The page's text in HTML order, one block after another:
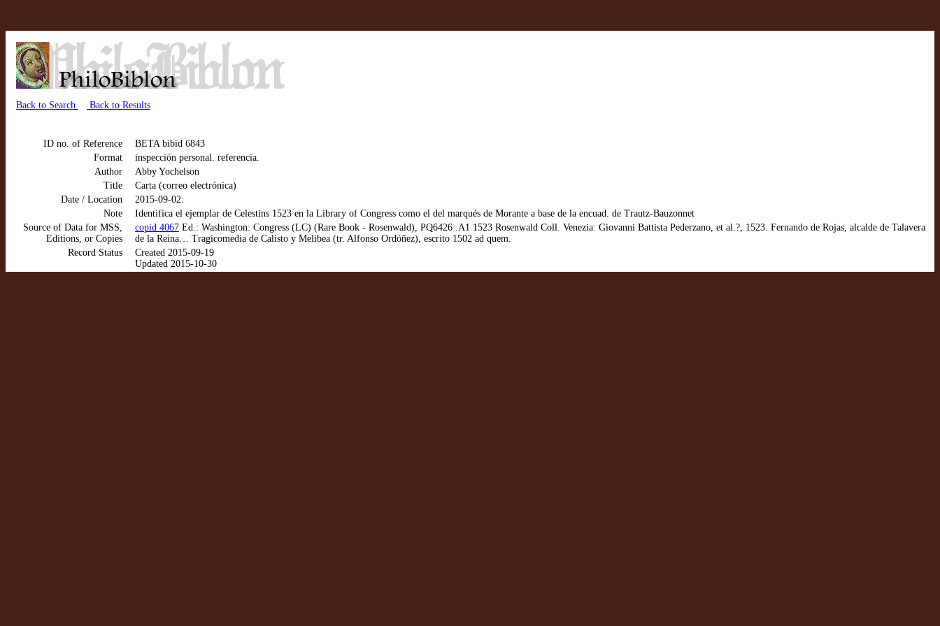
Back to Search Back to Results
ID no. of Reference
BETA bibid 6843
Format
inspección personal. referencia.
Author
Abby Yochelson
Title
Carta (correo electrónica)
Date / Location
2015-09-02:
Note
Identifica el ejemplar de Celestins 1523 en la Library of Congress como el del marqués de Morante a base de la encuad. de Trautz-Bauzonnet
Source of Data for MSS,
Editions, or Copies
copid 4067 Ed.: Washington: Congress (LC) (Rare Book - Rosenwald), PQ6426 .A1 1523 Rosenwald Coll. Venezia: Giovanni Battista Pederzano, et al.?, 1523. Fernando de Rojas, alcalde de Talavera
de la Reina… Tragicomedia de Calisto y Melibea (tr. Alfonso Ordóñez), escrito 1502 ad quem.
Record Status
Created 2015-09-19
Updated 2015-10-30